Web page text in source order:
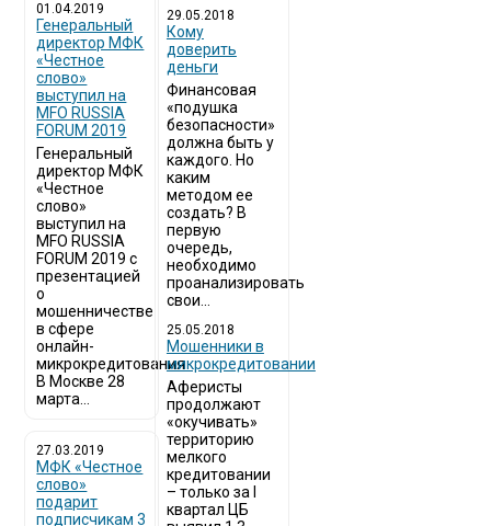
01.04.2019
Генеральный
директор МФК
«Честное
слово»
выступил на
MFO RUSSIA
FORUM 2019
Генеральный
директор МФК
«Честное
слово»
выступил на
MFO RUSSIA
FORUM 2019 с
презентацией
о
мошенничестве
в сфере
онлайн-
микрокредитования
В Москве 28
марта...
27.03.2019
МФК «Честное
слово»
подарит
подписчикам 3
29.05.2018
Кому
доверить
деньги
Финансовая
«подушка
безопасности»
должна быть у
каждого. Но
каким
методом ее
создать? В
первую
очередь,
необходимо
проанализировать
свои...
25.05.2018
Мошенники в
микрокредитовании
Аферисты
продолжают
«окучивать»
территорию
мелкого
кредитовании
– только за I
квартал ЦБ